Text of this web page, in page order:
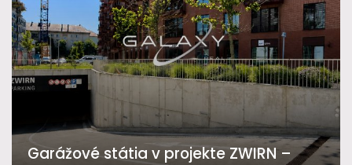
Garážové státia v projekte ZWIRN –